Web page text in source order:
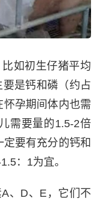
如初生仔猪平均
是钙和磷（约占
孕期间体内也需
需要量的1.5-2倍
要有充分的钙和
：1为宜。
、D、E，它们不